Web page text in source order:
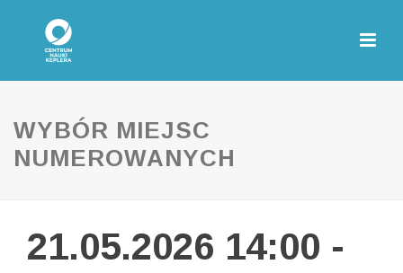
WYBÓR MIEJSC
NUMEROWANYCH
21.05.2026 14:00 -